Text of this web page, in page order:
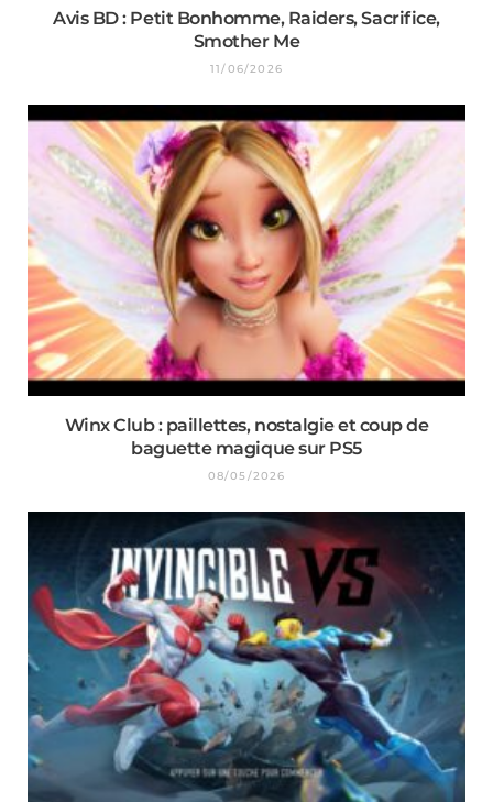
Avis BD : Petit Bonhomme, Raiders, Sacrifice,
Smother Me
11/06/2026
Winx Club : paillettes, nostalgie et coup de
baguette magique sur PS5
08/05/2026